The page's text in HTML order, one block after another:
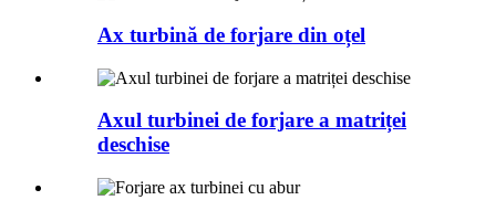
Ax turbină de forjare din oțel
Axul turbinei de forjare a matriței
deschise